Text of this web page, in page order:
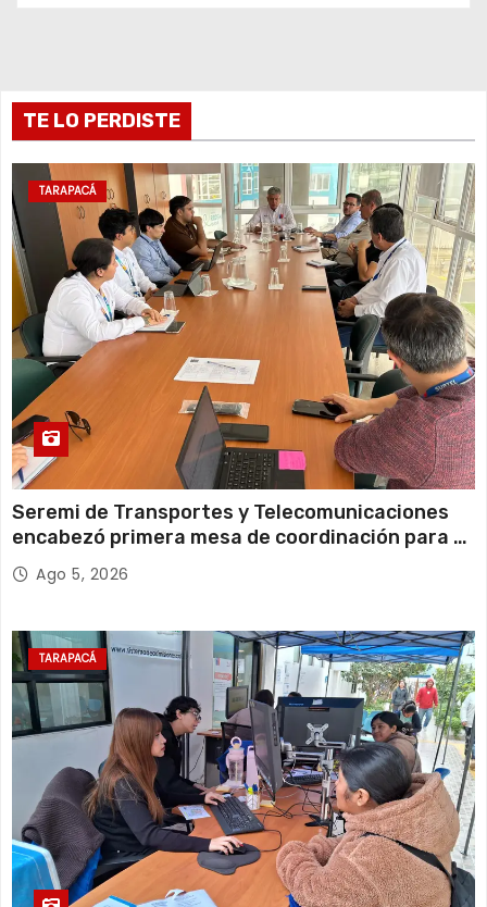
r
a
d
s
TE LO PERDISTE
TARAPACÁ
Seremi de Transportes y Telecomunicaciones
encabezó primera mesa de coordinación para el
retiro de cables en desuso en Iquique
Ago 5, 2026
TARAPACÁ